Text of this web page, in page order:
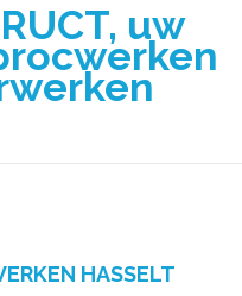
uw
HASSELT